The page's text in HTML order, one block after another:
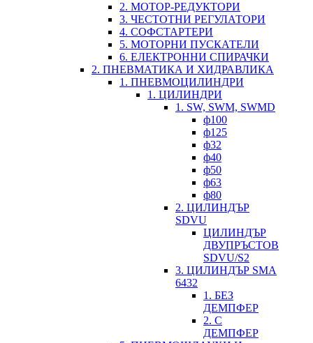
2. МОТОР-РЕДУКТОРИ
3. ЧЕСТОТНИ РЕГУЛАТОРИ
4. СОФСТАРТЕРИ
5. МОТОРНИ ПУСКАТЕЛИ
6. ЕЛЕКТРОННИ СПИРАЧКИ
2. ПНЕВМАТИКА И ХИДРАВЛИКА
1. ПНЕВМОЦИЛИНДРИ
1. ЦИЛИНДРИ
1. SW, SWM, SWMD
ф100
ф125
ф32
ф40
ф50
ф63
ф80
2. ЦИЛИНДЪР
SDVU
ЦИЛИНДЪР
ДВУПРЪСТОВ
SDVU/S2
3. ЦИЛИНДЪР SMA
6432
1. БЕЗ
ДЕМПФЕР
2. С
ДЕМПФЕР